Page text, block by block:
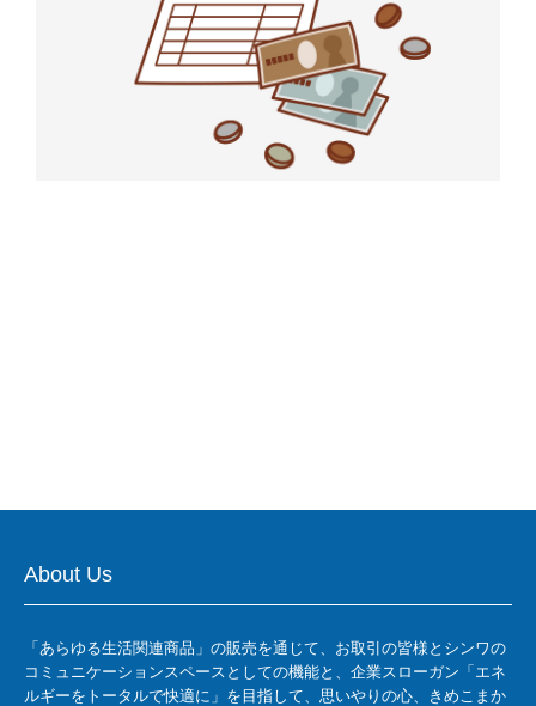
About Us
「あらゆる生活関連商品」の販売を通じて、お取引の皆様とシンワの
コミュニケーションスペースとしての機能と、企業スローガン「エネ
ルギーをトータルで快適に」を目指して、思いやりの心、きめこまか